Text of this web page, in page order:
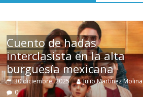
Un hombre entre dos
mundos
15 mayo, 2026 Julio Martínez Molina